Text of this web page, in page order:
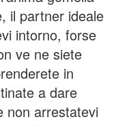
il partner ideale
intorno, forse
ve ne siete
in
a dare
non arrestatevi